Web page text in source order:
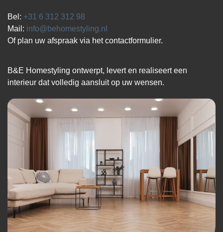
Bel: +31 6 312 312 98
Mail: info@behomestyling.nl
Of plan uw afspraak via het contactformulier.
B&E Homestyling ontwerpt, levert en realiseert een
interieur dat volledig aansluit op uw wensen.